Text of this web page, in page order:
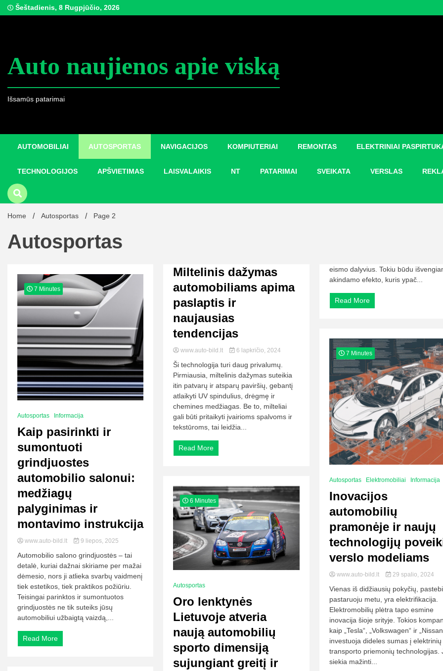
Skip
to
Šeštadienis, 8 Rugpjūčio, 2026
Auto naujienos apie viską
Išsamūs patarimai
AUTOMOBILIAI AUTOSPORTAS NAVIGACIJOS KOMPIUTERIAI REMONTAS ELEKTRINIAI
TECHNOLOGIJOS APŠVIETIMAS LAISVALAIKIS NT PATARIMAI SVEIKATA VERSLAS
Home Autosportas Page 2
Autosportas
7 Minutes
Autosportas Informacija
Kaip pasirinkti ir
sumontuoti
grindjuostes
automobilio salonui:
medžiagų
palyginimas ir
montavimo instrukcija
www.auto-bild.lt 9 liepos, 2025
Automobilio salono grindjuostės – tai
detalė, kuriai dažnai skiriame per mažai
dėmesio, nors ji atlieka svarbų vaidmenį
tiek estetikos, tiek praktikos požiūriu.
Teisingai parinktos ir sumontuotos
grindjuostės ne tik suteiks jūsų
automobiliui užbaigtą vaizdą,...
Read More
Miltelinis dažymas
automobiliams apima
paslaptis ir
naujausias
tendencijas
www.auto-bild.lt 6 lapkričio, 2024
Ši technologija turi daug privalumų.
Pirmiausia, miltelinis dažymas suteikia
itin patvarų ir atsparų paviršių, gebantį
atlaikyti UV spindulius, drėgmę ir
chemines medžiagas. Be to, milteliai
gali būti pritaikyti įvairioms spalvoms ir
tekstūroms, tai leidžia...
Read More
6 Minutes
Autosportas
Oro lenktynės
Lietuvoje atveria
naują automobilių
sporto dimensiją
sujungiant greitį ir
eismo dalyvius. Tokiu būdu
akindamo efekto, kuris ypač...
Read More
7 Minutes
Autosportas Elektromobiliai Informacija
Inovacijos
automobilių
pramonėje ir naujų
technologijų
verslo modeliams
www.auto-bild.lt 29 spalio, 2024
Vienas iš didžiausių pokyčių,
pastaruoju metu, yra elektrifikacija.
Elektromobilių plėtra tapo esmine
inovacija šioje srityje. Tokios
kaip „Tesla“, „Volkswagen“ ir
investuoja dideles sumas į elektrinių
transporto priemonių technologijas.
siekia mažinti...